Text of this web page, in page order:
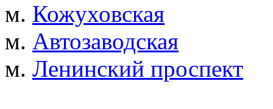
м. Кожуховская
м. Автозаводская
м. Ленинский проспект